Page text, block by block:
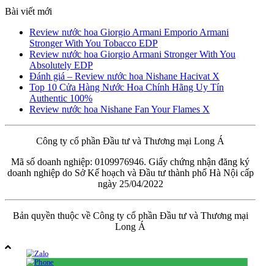
Bài viết mới
Review nước hoa Giorgio Armani Emporio Armani
Stronger With You Tobacco EDP
Review nước hoa Giorgio Armani Stronger With You
Absolutely EDP
Đánh giá – Review nước hoa Nishane Hacivat X
Top 10 Cửa Hàng Nước Hoa Chính Hãng Uy Tín
Authentic 100%
Review nước hoa Nishane Fan Your Flames X
Công ty cổ phần Đầu tư và Thương mại Long Á
Mã số doanh nghiệp: 0109976946. Giấy chứng nhận đăng ký
doanh nghiệp do Sở Kế hoạch và Đầu tư thành phố Hà Nội cấp
ngày 25/04/2022
Bản quyền thuộc về Công ty cổ phần Đầu tư và Thương mại
Long Á